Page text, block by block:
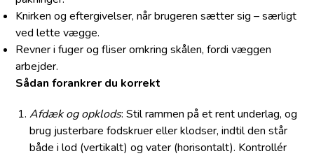
Knirken og eftergivelser, når brugeren sætter sig – særligt
ved lette vægge.
Revner i fuger og fliser omkring skålen, fordi væggen
arbejder.
Sådan forankrer du korrekt
Afdæk og opklods: Stil rammen på et rent underlag, og
brug justerbare fodskruer eller klodser, indtil den står
både i lod (vertikalt) og vater (horisontalt). Kontrollér